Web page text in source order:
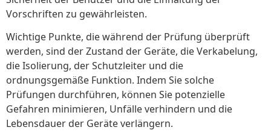
Vorschriften zu gewährleisten.
Wichtige Punkte, die während der Prüfung überprüft
werden, sind der Zustand der Geräte, die Verkabelung,
die Isolierung, der Schutzleiter und die
ordnungsgemäße Funktion. Indem Sie solche
Prüfungen durchführen, können Sie potenzielle
Gefahren minimieren, Unfälle verhindern und die
Lebensdauer der Geräte verlängern.